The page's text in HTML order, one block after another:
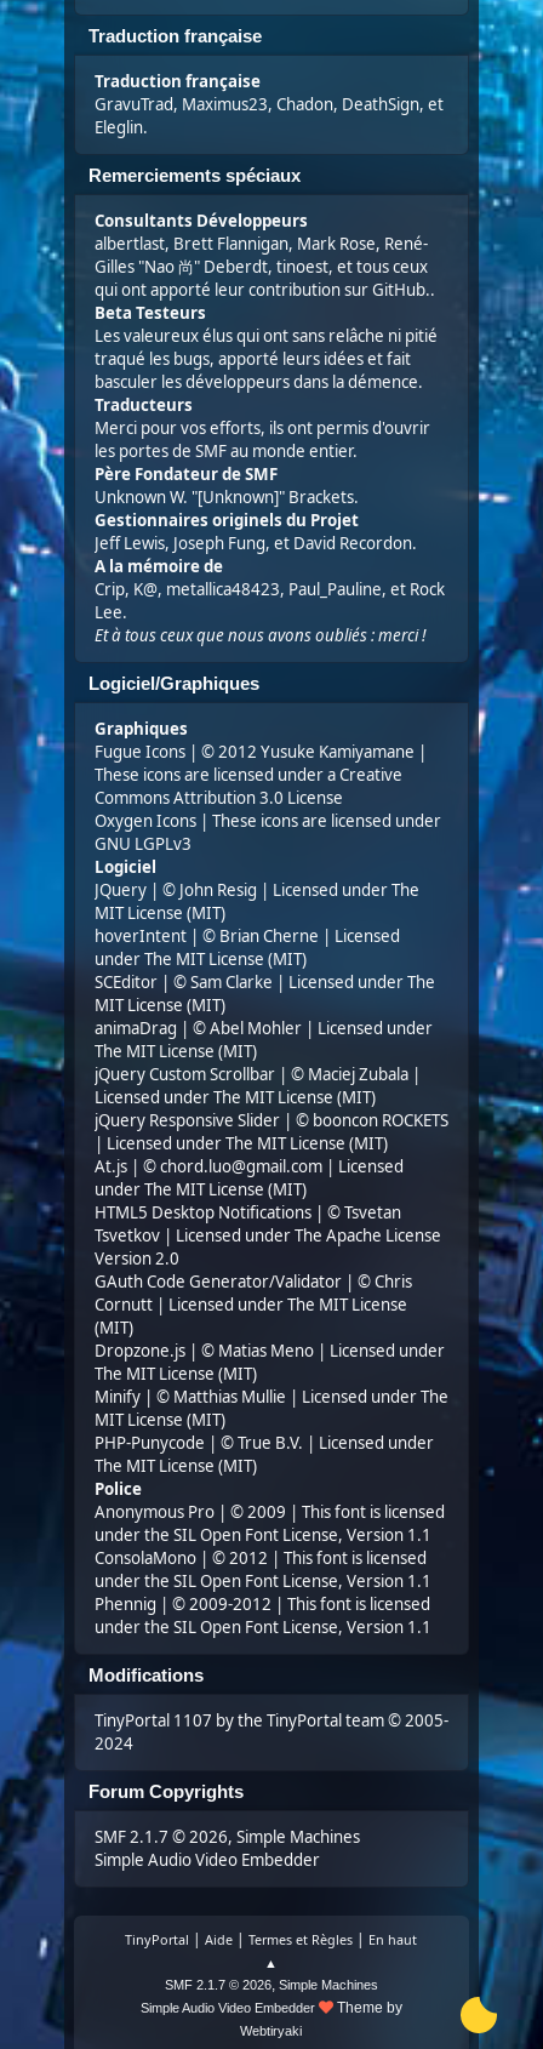
Traduction française
Traduction française
GravuTrad, Maximus23, Chadon, DeathSign, et
Eleglin.
Remerciements spéciaux
Consultants Développeurs
albertlast, Brett Flannigan, Mark Rose, René-
Gilles "Nao 尚" Deberdt, tinoest, et tous ceux
quiont apporté leur contribution sur GitHub..
Beta Testeurs
Les valeureux élus qui ont sans relâche ni pitié
traqué les bugs, apporté leurs idées et fait
basculer les développeurs dans la démence.
Traducteurs
Merci pour vos efforts, ils ont permis d'ouvrir
les portes de SMF au monde entier.
Père Fondateur de SMF
Unknown W. "[Unknown]" Brackets.
Gestionnaires originels du Projet
Jeff Lewis, Joseph Fung, et David Recordon.
A la mémoire de
Crip, K@, metallica48423, Paul_Pauline, et Rock
Lee.
Et à tous ceux que nous avons oubliés : merci !
Logiciel/Graphiques
Graphiques
Fugue Icons| © 2012 Yusuke Kamiyamane |
These icons are licensed under a Creative
Commons Attribution 3.0 License
Oxygen Icons| These icons are licensed under
GNU LGPLv3
Logiciel
JQuery| © John Resig | Licensed underThe
MIT License (MIT)
hoverIntent| © Brian Cherne | Licensed
underThe MIT License (MIT)
SCEditor| © Sam Clarke | Licensed underThe
MIT License (MIT)
animaDrag | © Abel Mohler | Licensed under
The MIT License (MIT)
jQuery Custom Scrollbar| © Maciej Zubala |
Licensed underThe MIT License (MIT)
jQuery Responsive Slider| © booncon ROCKETS
| Licensed underThe MIT License (MIT)
At.js| © chord.luo@gmail.com | Licensed
underThe MIT License (MIT)
HTML5 Desktop Notifications| © Tsvetan
Tsvetkov | Licensed underThe Apache License
Version 2.0
GAuth Code Generator/Validator| © Chris
Cornutt | Licensed underThe MIT License
(MIT)
Dropzone.js| © Matias Meno | Licensed under
The MIT License (MIT)
Minify| © Matthias Mullie | Licensed underThe
MIT License (MIT)
PHP-Punycode | © True B.V. | Licensed under
The MIT License (MIT)
Police
Anonymous Pro| © 2009 | This font is licensed
under the SIL Open Font License, Version 1.1
ConsolaMono| © 2012 | This font is licensed
under the SIL Open Font License, Version 1.1
Phennig | © 2009-2012 | This font is licensed
under the SIL Open Font License, Version 1.1
Modifications
TinyPortal 1107 by the TinyPortal team ©2005-
2024
Forum Copyrights
SMF 2.1.7 © 2026, Simple Machines
Simple Audio Video Embedder
TinyPortal |Aide |Termes et Règles | En haut
▲
SMF 2.1.7 © 2026, Simple Machines
Simple Audio Video Embedder
Theme by
Webtiryaki